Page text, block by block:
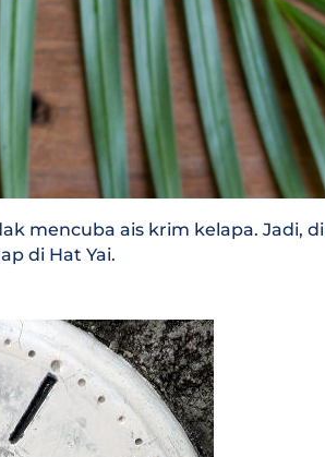
mencuba ais krim kelapa. Jadi, di
di Hat Yai.